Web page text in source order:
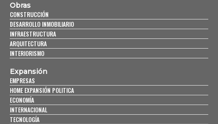
Obras
CONSTRUCCIÓN
DESARROLLO INMOBILIARIO
INFRAESTRUCTURA
ARQUITECTURA
INTERIORISMO
Expansión
EMPRESAS
HOME EXPANSIÓN POLITICA
ECONOMÍA
INTERNACIONAL
TECNOLOGÍA